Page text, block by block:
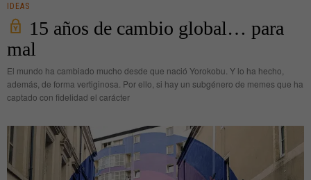
IDEAS
15 años de cambio global… para
mal
El mundo ha cambiado mucho desde que nació Yorokobu. Y lo ha hecho,
además, de forma vertiginosa. Por ello, si hay un subgénero de memes que ha
captado con fidelidad el carácter